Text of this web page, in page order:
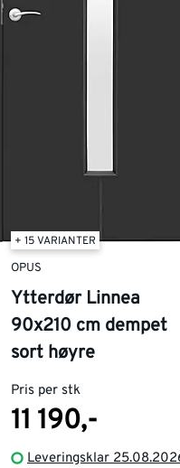
+ 15 VARIANTER
OPUS
Ytterdør Linnea
90x210 cm dempet
sort høyre
Pris per stk
11 190,-
Leveringsklar